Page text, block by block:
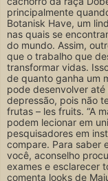
principalmente
Botanisk Have, um
nas quais se
do mundo. Assim,
que o trabalho que
transformar vidas.
de quanto ganha um
pode desenvolver
depressão, pois não
frutas – les fruits. “A
podem lecionar em
pesquisadores em
compare. Para saber
você, aconselho
exames e esclarecer
comenta looks de